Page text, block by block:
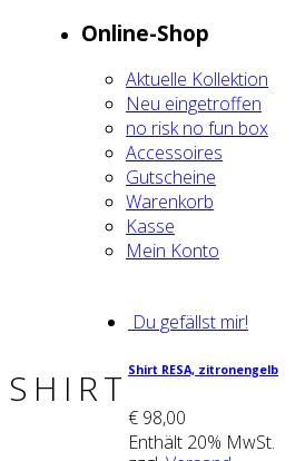
Online-Shop
Aktu­el­le Kol­lek­ti­on
Neu ein­ge­trof­fen
no risk no fun box
Acces­soires
Gut­schei­ne
Waren­korb
Kas­se
Mein Kon­to
SHIRT
Du gefällst mir!
Shirt RESA, zitro­nen­gelb
€ 98,00
Enthält 20% MwSt.